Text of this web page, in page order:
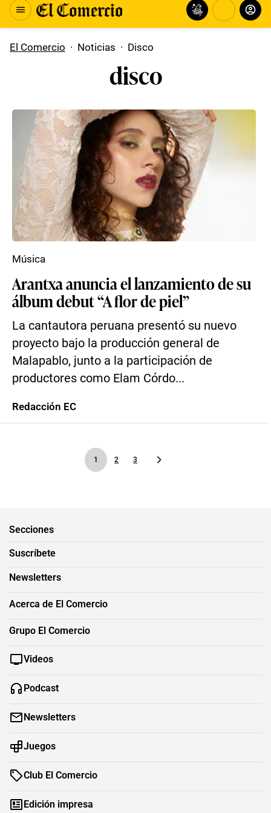
El Comercio · Noticias · Disco
disco
Arantxa anuncia el lanzamiento de su
álbum debut “A flor de piel”
La cantautora peruana presentó su nuevo
proyecto bajo la producción general de
Malapablo, junto a la participación de
productores como Elam Córdo...
Música
Redacción EC
1 2 3
Secciones
Suscríbete
Newsletters
Acerca de El Comercio
Grupo El Comercio
Videos
Podcast
Newsletters
Juegos
Club El Comercio
Edición impresa